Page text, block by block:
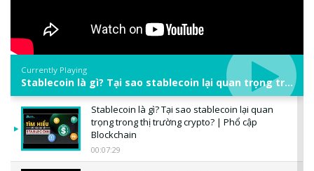
Currently Playing
Stablecoin là gì? Tại sao stablecoin lại quan trọng trong thị trường crypto? | Phổ cập Blockchain
Stablecoin là gì? Tại sao stablecoin lại quan
trọng trong thị trường crypto? | Phổ cập
Blockchain
00:07:29